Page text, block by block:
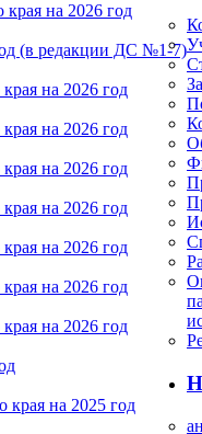
на 2026 год
(в редакции ДС №1-7)
на 2026 год
на 2026 год
на 2026 год
на 2026 год
на 2026 год
на 2026 год
на 2026 год
на 2025 год